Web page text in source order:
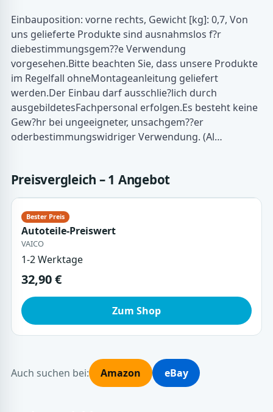
Einbauposition: vorne rechts, Gewicht [kg]: 0,7, Von
uns gelieferte Produkte sind ausnahmslos f?r
diebestimmungsgem??e Verwendung
vorgesehen.Bitte beachten Sie, dass unsere Produkte
im Regelfall ohneMontageanleitung geliefert
werden.Der Einbau darf ausschlie?lich durch
ausgebildetesFachpersonal erfolgen.Es besteht keine
Gew?hr bei ungeeigneter, unsachgem??er
oderbestimmungswidriger Verwendung. (Al…
Preisvergleich – 1 Angebot
Autoteile-Preiswert
VAICO
1-2 Werktage
32,90 €
Zum Shop
Auch suchen bei: Amazon eBay